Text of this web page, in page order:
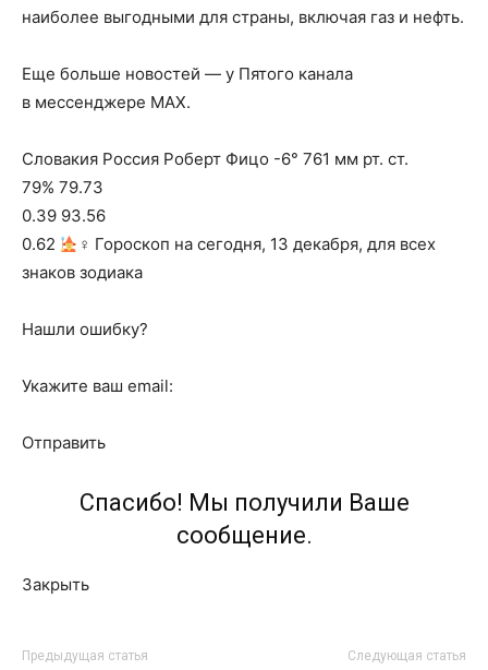
наиболее выгодными для страны, включая газ и нефть.
Еще больше новостей — у Пятого канала
в мессенджере MAX.
Словакия Россия Роберт Фицо -6° 761 мм рт. ст.
79% 79.73
0.39 93.56
0.62
‍♀ Гороскоп на сегодня, 13 декабря, для всех
знаков зодиака
Нашли ошибку?
Укажите ваш email:
Отправить
Спасибо! Мы получили Ваше
сообщение.
Закрыть
Предыдущая статья Следующая статья